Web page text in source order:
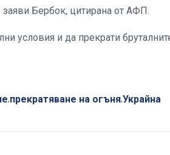
заяви Бербок, цитирана от АФП.
условия и да прекрати
,прекратяване на огъня,Украйна